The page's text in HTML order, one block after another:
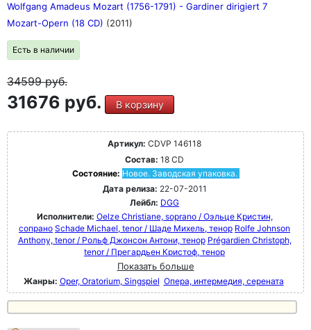
Wolfgang Amadeus Mozart (1756-1791) - Gardiner dirigiert 7
Mozart-Opern (18 CD) (2011)
Есть в наличии
34599руб.
31676 руб. В корзину
Артикул: CDVP 146118
Состав: 18 CD
Состояние: Новое. Заводская упаковка.
Дата релиза: 22-07-2011
Лейбл: DGG
Исполнители: Oelze Christiane, soprano / Оэльце Кристин,
сопрано Schade Michael, tenor / Шаде Михель, тенор Rolfe Johnson
Anthony, tenor / Рольф Джонсон Антони, тенор Prégardien Christoph,
tenor / Прегардьен Кристоф, тенор
Показать больше
Жанры: Oper, Oratorium, Singspiel Опера, интермедия, серената